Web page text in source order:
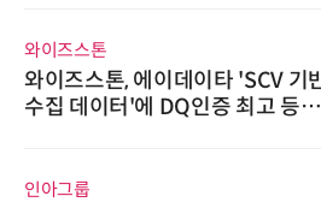
와이즈스톤
와이즈스톤, 에이데이타 'SCV 기
수집 데이터'에 DQ인증 최고 등급
인아그룹